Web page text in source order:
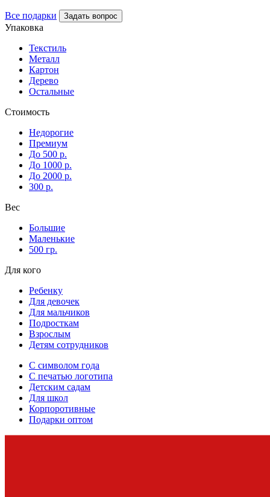
Все подарки Задать вопрос
Упаковка
Текстиль
Металл
Картон
Дерево
Остальные
Стоимость
Недорогие
Премиум
До 500 р.
До 1000 р.
До 2000 р.
300 р.
Вес
Большие
Маленькие
500 гр.
Для кого
Ребенку
Для девочек
Для мальчиков
Подросткам
Взрослым
Детям сотрудников
С символом года
С печатью логотипа
Детским садам
Для школ
Корпоротивные
Подарки оптом